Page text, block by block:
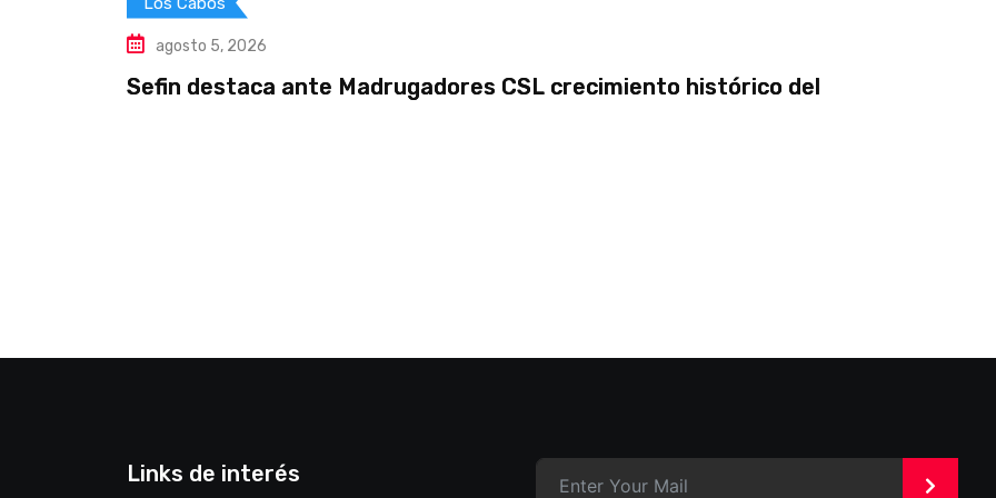
agosto 5, 2026
Sefin destaca ante Madrugadores CSL crecimiento histórico del
Links de interés >